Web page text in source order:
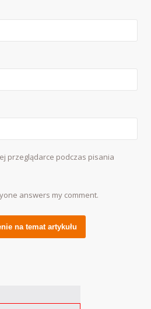
przeglądarce podczas pisania
answers my comment.